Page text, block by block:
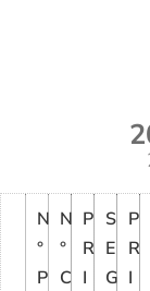
N
°
P
N
°
C
P
R
I
S
E
G
P
R
I